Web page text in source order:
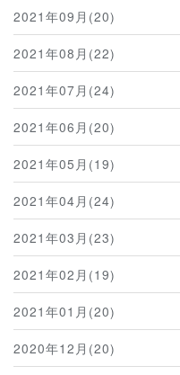
2021年09月(20)
2021年08月(22)
2021年07月(24)
2021年06月(20)
2021年05月(19)
2021年04月(24)
2021年03月(23)
2021年02月(19)
2021年01月(20)
2020年12月(20)